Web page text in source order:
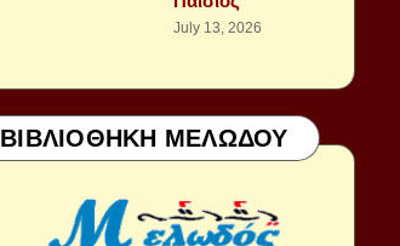
July 13, 2026
ΒΙΒΛΙΟΘΗΚΗ ΜΕΛΩΔΟΥ